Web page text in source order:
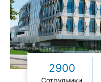
2900
Сотрудники